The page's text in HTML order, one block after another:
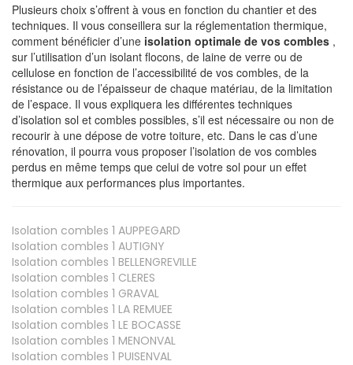
Plusieurs choix s’offrent à vous en fonction du chantier et des
techniques. Il vous conseillera sur la réglementation thermique,
comment bénéficier d’une isolation optimale de vos combles ,
sur l’utilisation d’un isolant flocons, de laine de verre ou de
cellulose en fonction de l’accessibilité de vos combles, de la
résistance ou de l’épaisseur de chaque matériau, de la limitation
de l’espace. Il vous expliquera les différentes techniques
d’isolation sol et combles possibles, s’il est nécessaire ou non de
recourir à une dépose de votre toiture, etc. Dans le cas d’une
rénovation, il pourra vous proposer l’isolation de vos combles
perdus en même temps que celui de votre sol pour un effet
thermique aux performances plus importantes.
Isolation combles 1 AUPPEGARD
Isolation combles 1 AUTIGNY
Isolation combles 1 BELLENGREVILLE
Isolation combles 1 CLERES
Isolation combles 1 GRAVAL
Isolation combles 1 LA REMUEE
Isolation combles 1 LE BOCASSE
Isolation combles 1 MENONVAL
Isolation combles 1 PUISENVAL